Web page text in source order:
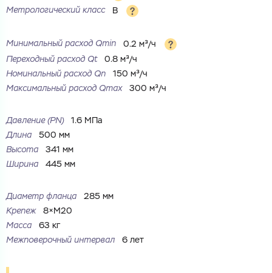
Купить как юр. лицо
Перечислите товары, которые вас интересуют
и укажите какую информацию вы хотите по ним
Запросить Счёт
Метрологический класс
B
Минимальный расход Qmin
0.2 м³/ч
Переходный расход Qt
0.8 м³/ч
Номинальный расход Qn
150 м³/ч
Максимальный расход Qmax
300 м³/ч
Давление (PN)
1.6 МПа
Длина
500 мм
Высота
341 мм
Ширина
445 мм
Диаметр фланца
285 мм
Крепеж
8×M20
Масса
63 кг
Межповерочный интервал
6 лет